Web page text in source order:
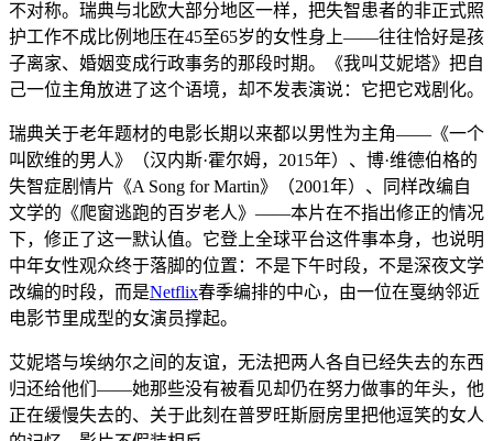
不对称。瑞典与北欧大部分地区一样，把失智患者的非正式照
护工作不成比例地压在45至65岁的女性身上——往往恰好是孩
子离家、婚姻变成行政事务的那段时期。《我叫艾妮塔》把自
己一位主角放进了这个语境，却不发表演说：它把它戏剧化。
瑞典关于老年题材的电影长期以来都以男性为主角——《一个
叫欧维的男人》（汉内斯·霍尔姆，2015年）、博·维德伯格的
失智症剧情片《A Song for Martin》（2001年）、同样改编自
文学的《爬窗逃跑的百岁老人》——本片在不指出修正的情况
下，修正了这一默认值。它登上全球平台这件事本身，也说明
中年女性观众终于落脚的位置：不是下午时段，不是深夜文学
改编的时段，而是Netflix春季编排的中心，由一位在戛纳邻近
电影节里成型的女演员撑起。
艾妮塔与埃纳尔之间的友谊，无法把两人各自已经失去的东西
归还给他们——她那些没有被看见却仍在努力做事的年头，他
正在缓慢失去的、关于此刻在普罗旺斯厨房里把他逗笑的女人